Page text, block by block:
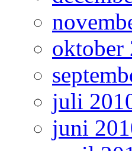
oktober
juli
juni